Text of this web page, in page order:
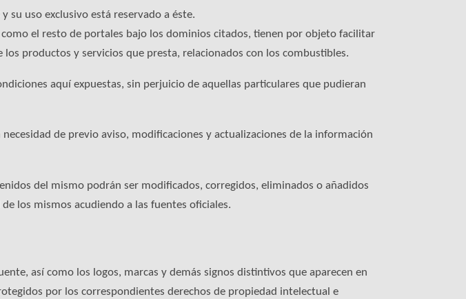
su uso exclusivo está reservado a éste.
el resto de portales bajo los dominios citados, tienen por objeto facilitar
productos y servicios que presta, relacionados con los combustibles.
aquí expuestas, sin perjuicio de aquellas particulares que pudieran
de previo aviso, modificaciones y actualizaciones de la información
del mismo podrán ser modificados, corregidos, eliminados o añadidos
los mismos acudiendo a las fuentes oficiales.
así como los logos, marcas y demás signos distintivos que aparecen en
por los correspondientes derechos de propiedad intelectual e